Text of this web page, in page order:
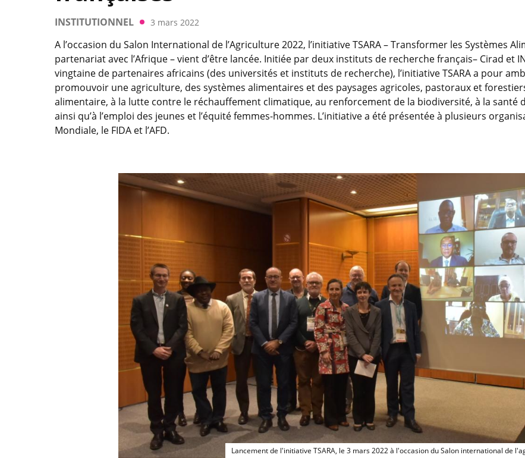
INSTITUTIONNEL 3 mars 2022
A l’occasion du Salon International de l’Agriculture 2022, l’initiative TSARA – Transformer les Systèmes
partenariat avec l’Afrique – vient d’être lancée. Initiée par deux instituts de recherche français– Cirad et
vingtaine de partenaires africains (des universités et instituts de recherche), l’initiative TSARA a pour
promouvoir une agriculture, des systèmes alimentaires et des paysages agricoles, pastoraux et
alimentaire, à la lutte contre le réchauffement climatique, au renforcement de la biodiversité, à la santé
ainsi qu’à l’emploi des jeunes et l’équité femmes-hommes. L’initiative a été présentée à plusieurs
Mondiale, le FIDA et l’AFD.
Lancement de
Lancement de l'initiative TSARA, le 3 mars 2022 à l'occasion du Salon international de